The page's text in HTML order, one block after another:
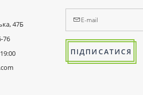
47Б
76
ПІДПИСАТИСЯ